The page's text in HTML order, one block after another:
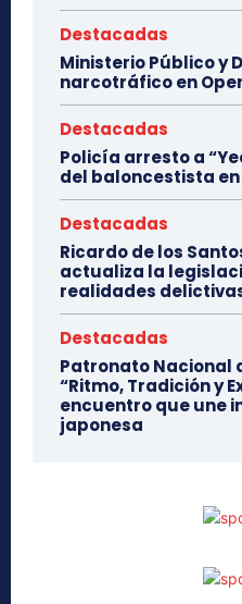
Destacadas
Ministerio Público y
narcotráfico en
Destacadas
Policía arresto a
del baloncestista en
Destacadas
Ricardo de los
actualiza la
realidades
Destacadas
Patronato Nacional
“Ritmo, Tradición y
encuentro que une
japonesa